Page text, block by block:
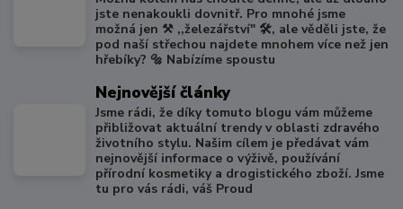
jste nenakoukli dovnitř. Pro mnohé jsme
možná jen ⚒️ ,,železářství" 🛠️, ale věděli jste, že
pod naší střechou najdete mnohem více než jen
hřebíky? 🔩 Nabízíme spoustu
Nejnovější články
Jsme rádi, že díky tomuto blogu vám můžeme
přibližovat aktuální trendy v oblasti zdravého
životního stylu. Našim cílem je předávat vám
nejnovější informace o výživě, používání
přírodní kosmetiky a drogistického zboží. Jsme
tu pro vás rádi, váš Proud